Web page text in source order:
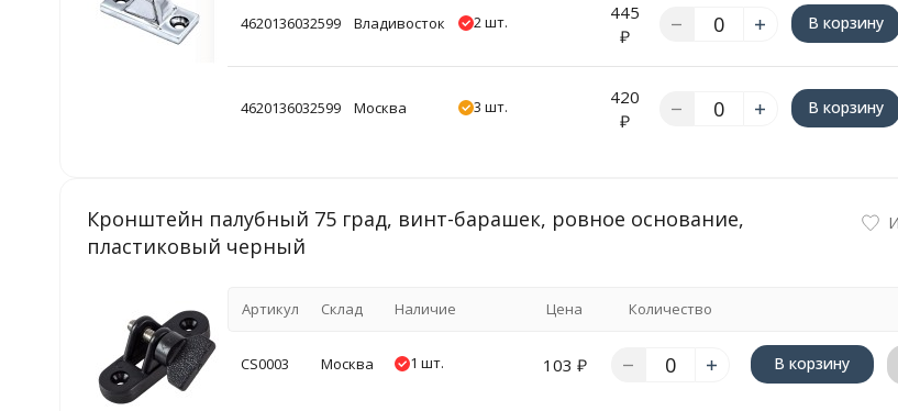
4620136032599 Владивосток 2 шт.
445
₽
В корзину
4620136032599 Москва 3 шт.
420
₽
В корзину
Кронштейн палубный 75 град, винт-барашек, ровное основание,
пластиковый черный
Артикул Склад Наличие Цена Количество
CS0003 Москва 1 шт. 103 ₽ В корзину